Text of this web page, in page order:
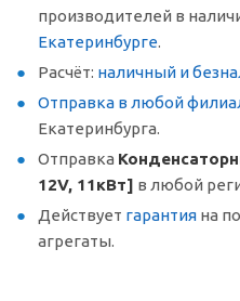
производителей в
Екатеринбурге.
Расчёт: наличный и
Отправка в любой
Екатеринбурга.
Отправка
12V, 11кВт] в любой
Действует гарантия на
агрегаты.